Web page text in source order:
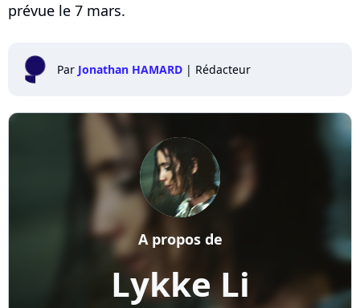
prévue le 7 mars.
Par Jonathan HAMARD | Rédacteur
Lykke Li
A propos de